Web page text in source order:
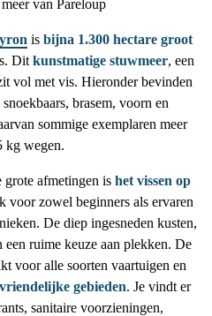
van Pareloup
is bijna 1.300 hectare groot
Dit kunstmatige stuwmeer, een
vol met vis. Hieronder bevinden
brasem, voorn en
sommige exemplaren meer
kg wegen.
afmetingen is het vissen op
voor zowel beginners als ervaren
De diep ingesneden kusten,
ruime keuze aan plekken. De
voor alle soorten vaartuigen en
gebieden. Je vindt er
sanitaire voorzieningen,